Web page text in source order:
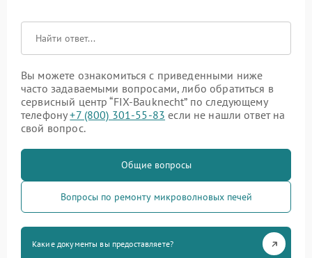
Вы можете ознакомиться с приведенными ниже
часто задаваемыми вопросами, либо обратиться в
сервисный центр “FIX-Bauknecht” по следующему
телефону+7 (800) 301-55-83 если не нашли ответ на
свой вопрос.
Общие вопросы
Вопросы по ремонту микроволновых печей
Какие документы вы предоставляете?